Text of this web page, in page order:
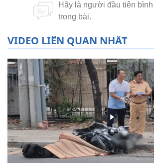
VIDEO LIÊN QUAN NHẤT